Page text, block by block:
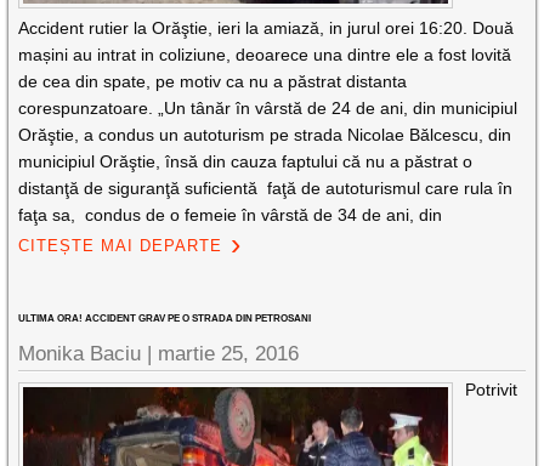
Accident rutier la Orăştie, ieri la amiază, in jurul orei 16:20. Două
mașini au intrat in coliziune, deoarece una dintre ele a fost lovită
de cea din spate, pe motiv ca nu a păstrat distanta
corespunzatoare. „Un tânăr în vârstă de 24 de ani, din municipiul
Orăştie, a condus un autoturism pe strada Nicolae Bălcescu, din
municipiul Orăştie, însă din cauza faptului că nu a păstrat o
distanţă de siguranţă suficientă faţă de autoturismul care rula în
faţa sa, condus de o femeie în vârstă de 34 de ani, din
CITEȘTE MAI DEPARTE
ULTIMA ORA! ACCIDENT GRAV PE O STRADA DIN PETROSANI
Monika Baciu | martie 25, 2016
Potrivit